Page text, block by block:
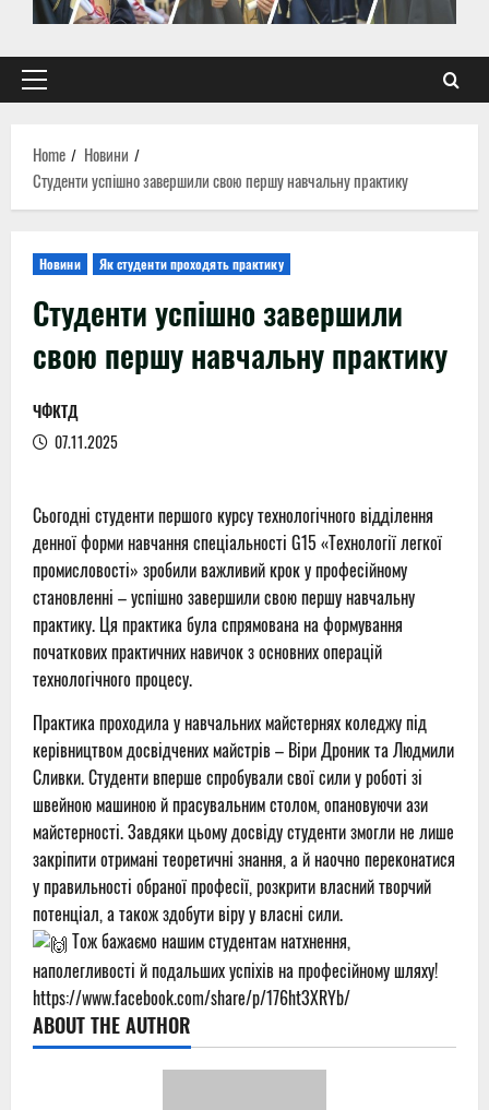
Primary
Home
Новини
Студенти успішно завершили свою першу навчальну практику
Новини Як студенти проходять практику
Студенти успішно завершили
свою першу навчальну практику
ЧФКТД
07.11.2025
Сьогодні студенти першого курсу технологічного відділення
денної форми навчання спеціальності G15 «Технології легкої
промисловості» зробили важливий крок у професійному
становленні – успішно завершили свою першу навчальну
практику. Ця практика була спрямована на формування
початкових практичних навичок з основних операцій
технологічного процесу.
Практика проходила у навчальних майстернях коледжу під
керівництвом досвідчених майстрів – Віри Дроник та Людмили
Сливки. Студенти вперше спробували свої сили у роботі зі
швейною машиною й прасувальним столом, опановуючи ази
майстерності. Завдяки цьому досвіду студенти змогли не лише
закріпити отримані теоретичні знання, а й наочно переконатися
у правильності обраної професії, розкрити власний творчий
потенціал, а також здобути віру у власні сили.
Тож бажаємо нашим студентам натхнення,
наполегливості й подальших успіхів на професійному шляху!
https://www.facebook.com/share/p/176ht3XRYb/
ABOUT THE AUTHOR